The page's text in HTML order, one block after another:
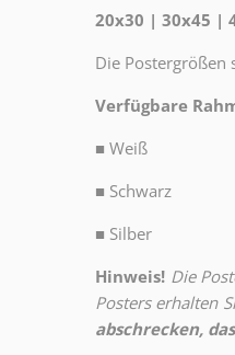
20x30 | 30x45 |
Die Postergrößen
Verfügbare
■ Weiß
■ Schwarz
■ Silber
Hinweis! Die
Posters erhalten
abschrecken,